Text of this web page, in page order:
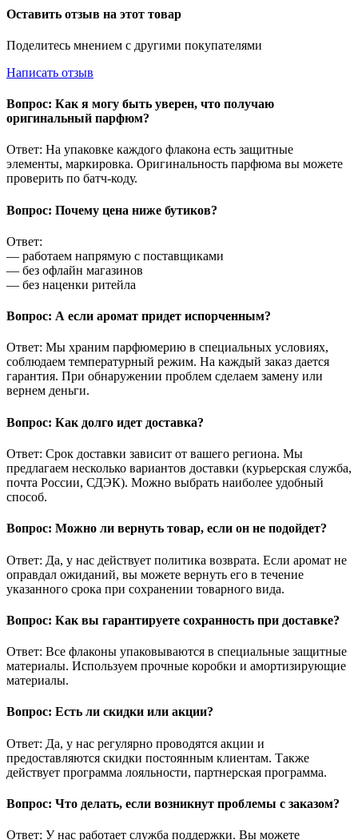
Оставить отзыв на этот товар
Поделитесь мнением с другими покупателями
Написать отзыв
Вопрос: Как я могу быть уверен, что получаю
оригинальный парфюм?
Ответ: На упаковке каждого флакона есть защитные
элементы, маркировка. Оригинальность парфюма вы можете
проверить по батч-коду.
Вопрос: Почему цена ниже бутиков?
Ответ:
— работаем напрямую с поставщиками
— без офлайн магазинов
— без наценки ритейла
Вопрос: А если аромат придет испорченным?
Ответ: Мы храним парфюмерию в специальных условиях,
соблюдаем температурный режим. На каждый заказ дается
гарантия. При обнаружении проблем сделаем замену или
вернем деньги.
Вопрос: Как долго идет доставка?
Ответ: Срок доставки зависит от вашего региона. Мы
предлагаем несколько вариантов доставки (курьерская служба,
почта России, СДЭК). Можно выбрать наиболее удобный
способ.
Вопрос: Можно ли вернуть товар, если он не подойдет?
Ответ: Да, у нас действует политика возврата. Если аромат не
оправдал ожиданий, вы можете вернуть его в течение
указанного срока при сохранении товарного вида.
Вопрос: Как вы гарантируете сохранность при доставке?
Ответ: Все флаконы упаковываются в специальные защитные
материалы. Используем прочные коробки и амортизирующие
материалы.
Вопрос: Есть ли скидки или акции?
Ответ: Да, у нас регулярно проводятся акции и
предоставляются скидки постоянным клиентам. Также
действует программа лояльности, партнерская программа.
Вопрос: Что делать, если возникнут проблемы с заказом?
Ответ: У нас работает служба поддержки. Вы можете